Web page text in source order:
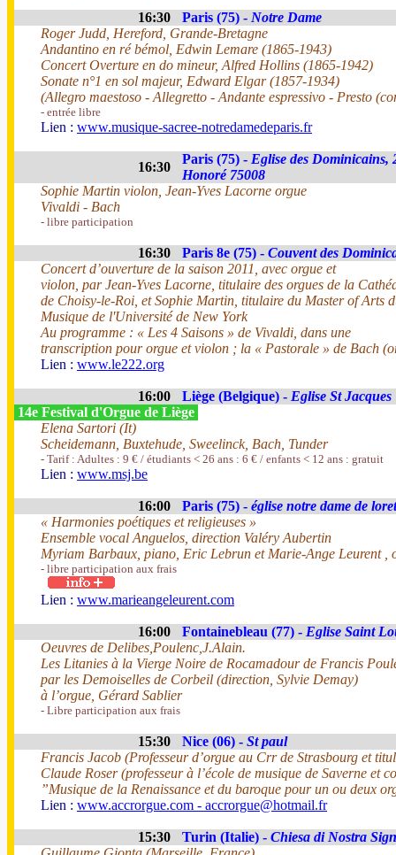
16:30 Paris (75) - Notre Dame
Roger Judd, Hereford, Grande-Bretagne
Andantino en ré bémol, Edwin Lemare (1865-1943)
Concert Overture en do mineur, Alfred Hollins (1865-1942)
Sonate n°1 en sol majeur, Edward Elgar (1857-1934)
(Allegro maestoso - Allegretto - Andante espressivo - Presto
- entrée libre
Lien : www.musique-sacree-notredamedeparis.fr
16:30
Paris (75) - Eglise des
Honoré 75008
Sophie Martin violon, Jean-Yves Lacorne orgue
Vivaldi - Bach
- libre participation
16:30 Paris 8e (75) - Couvent des
Concert d’ouverture de la saison 2011, avec orgue et
violon, par Jean-Yves Lacorne, titulaire des orgues de la
de Choisy-le-Roi, et Sophie Martin, titulaire du Master of Arts
Musique de l'Université de New York
Au programme : « Les 4 Saisons » de Vivaldi, dans une
transcription pour orgue et violon ; la « Pastorale » de Bach
Lien : www.le222.org
16:00 Liège (Belgique) - Eglise St Jacques
14e Festival d'Orgue de Liège
Elena Sartori (It)
Scheidemann, Buxtehude, Sweelinck, Bach, Tunder
- Tarif : Adultes : 9 € / étudiants < 26 ans : 6 € / enfants < 12 ans : gratuit
Lien : www.msj.be
16:00 Paris (75) - église notre dame de
« Harmonies poétiques et religieuses »
Ensemble vocal Anguelos, direction Valéry Aubertin
Myriam Barbaux, piano, Eric Lebrun et Marie-Ange Leurent ,
- libre participation aux frais
Lien : www.marieangeleurent.com
16:00 Fontainebleau (77) - Eglise Saint
Oeuvres de Delibes,Poulenc,J.Alain.
Les Litanies à la Vierge Noire de Rocamadour de Francis
par les Demoiselles de Corbeil (direction, Sylvie Demay)
à l’orgue, Gérard Sablier
- Libre participation aux frais
15:30 Nice (06) - St paul
Francis Jacob (Professeur d’orgue au Crr de Strasbourg et
Claude Roser (professeur à l’école de musique de Saverne et
”Musique de la Renaissance et du baroque pour un ou deux
Lien : www.accrorgue.com - accrorgue@hotmail.fr
15:30 Turin (Italie) - Chiesa di Nostra